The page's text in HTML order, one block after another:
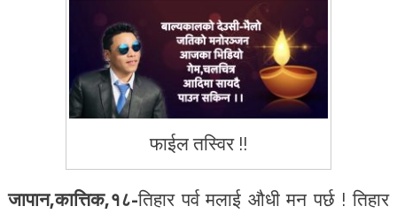
फाईल तस्विर !!
जापान,कात्तिक,१८-तिहार पर्व मलाई औधी मन पर्छ ! तिहार